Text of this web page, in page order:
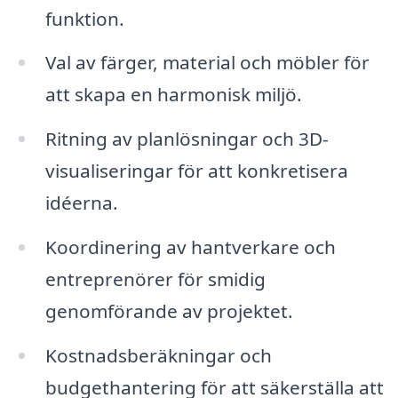
funktion.
Val av färger, material och möbler för
att skapa en harmonisk miljö.
Ritning av planlösningar och 3D-
visualiseringar för att konkretisera
idéerna.
Koordinering av hantverkare och
entreprenörer för smidig
genomförande av projektet.
Kostnadsberäkningar och
budgethantering för att säkerställa att